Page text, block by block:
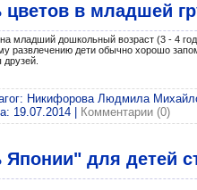
в младшей
младший дошкольный возраст (3 - 4
развлечению дети обычно хорошо
Никифорова Людмила
19.07.2014 Комментарии (0)
для детей